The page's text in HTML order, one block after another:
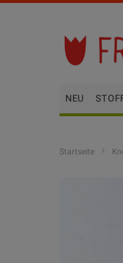
Inhalt
springen
NEU
Startseite